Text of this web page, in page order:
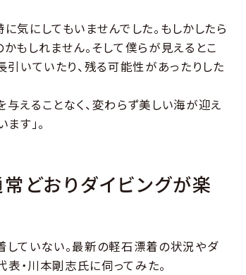
にしてもいませんでした。もしかしたら
もしれません。そして僕らが見えるとこ
いていたり、残る可能性があったりした
えることなく、変わらず美しい海が迎え
す」。
どおりダイビングが楽
ていない。最新の軽石漂着の状況やダ
表・川本剛志氏に伺ってみた。